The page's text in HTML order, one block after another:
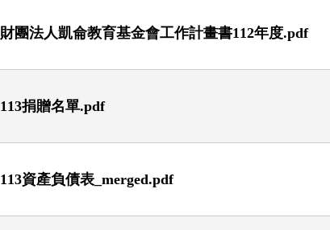
財團法人凱侖教育基金會工作計畫書112年度.pdf
113捐贈名單.pdf
113資產負債表_merged.pdf